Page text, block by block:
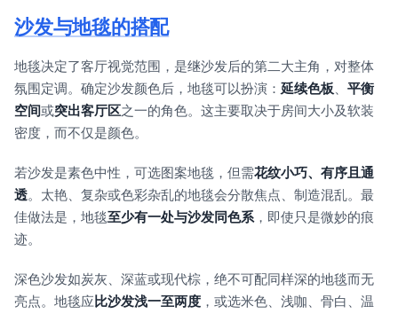
沙发与地毯的搭配
地毯决定了客厅视觉范围，是继沙发后的第二大主角，对整体
氛围定调。确定沙发颜色后，地毯可以扮演： 延续色板
平衡
空间或突出客厅区之一的角色。这主要取决于房间大小及软装
密度，而不仅是颜色。
若沙发是素色中性，可选图案地毯，但需花纹小巧、有序且通
透。太艳、复杂或色彩杂乱的地毯会分散焦点、制造混乱。最
佳做法是，地毯至少有一处与沙发同色系 ，即使只是微妙的痕
迹。
深色沙发如炭灰、深蓝或现代棕，绝不可配同样深的地毯而无
亮点。地毯应 比沙发浅一至两度 ，或选米色、浅咖、骨白、温